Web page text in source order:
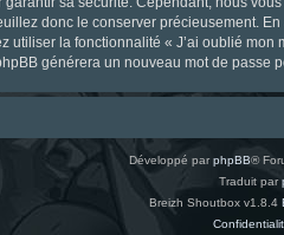
donc le conserver précieusement.
utiliser la fonctionnalité « J’ai oublié
générera un nouveau mot de passe
Développé parphpBB®
Traduit par
Breizh Shoutbox v1.8.4